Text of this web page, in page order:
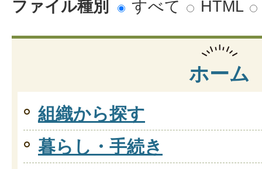
ファイル種別 すべて HTML
ホーム
組織から探す
暮らし・手続き